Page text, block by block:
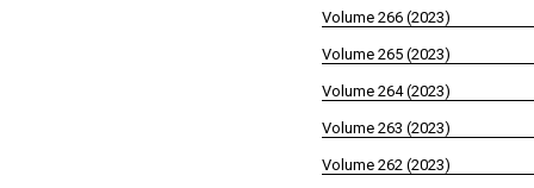
Volume 266 (2023)
Volume 265 (2023)
Volume 264 (2023)
Volume 263 (2023)
Volume 262 (2023)